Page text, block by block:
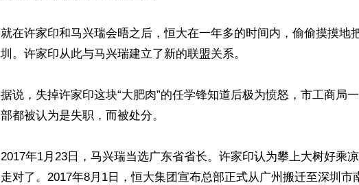
就在许家印和马兴瑞会晤之后，恒大在一年多的时间内，偷偷摸摸地
圳。许家印从此与马兴瑞建立了新的联盟关系。
据说，失掉许家印这块“大肥肉”的任学锋知道后极为愤怒，市工商局
部都被认为是失职，而被处分。
2017年1月23日，马兴瑞当选广东省省长。许家印认为攀上大树好乘
走对了。2017年8月1日，恒大集团宣布总部正式从广州搬迁至深圳市